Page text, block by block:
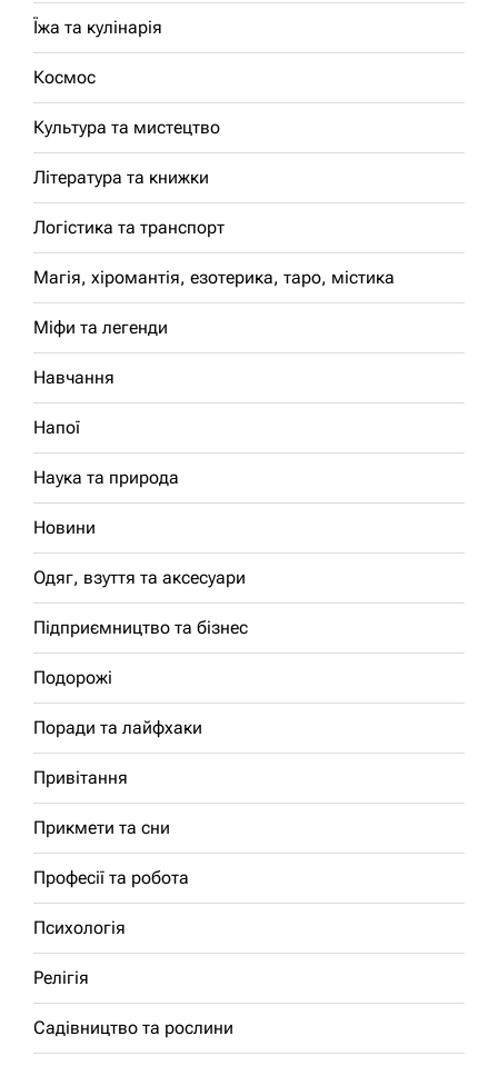
Їжа та кулінарія
Космос
Культура та мистецтво
Література та книжки
Логістика та транспорт
Магія, хіромантія, езотерика, таро, містика
Міфи та легенди
Навчання
Напої
Наука та природа
Новини
Одяг, взуття та аксесуари
Підприємництво та бізнес
Подорожі
Поради та лайфхаки
Привітання
Прикмети та сни
Професії та робота
Психологія
Релігія
Садівництво та рослини